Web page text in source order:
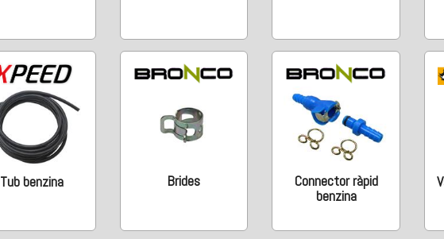
Tub benzina Brides
Connector ràpid
benzina